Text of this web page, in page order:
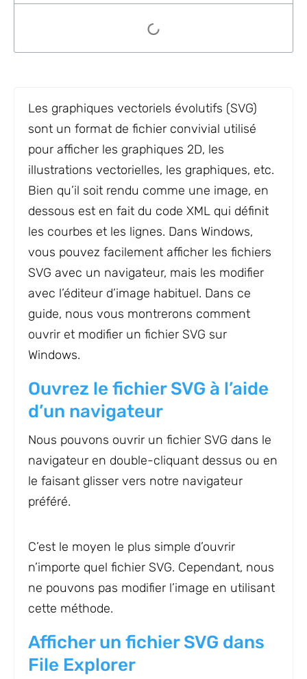
Les graphiques vectoriels évolutifs (SVG)
sont un format de fichier convivial utilisé
pour afficher les graphiques 2D, les
illustrations vectorielles, les graphiques, etc.
Bien qu’il soit rendu comme une image, en
dessous est en fait du code XML qui définit
les courbes et les lignes. Dans Windows,
vous pouvez facilement afficher les fichiers
SVG avec un navigateur, mais les modifier
avec l’éditeur d’image habituel. Dans ce
guide, nous vous montrerons comment
ouvrir et modifier un fichier SVG sur
Windows.
Ouvrez le fichier SVG à l’aide
d’un navigateur
Nous pouvons ouvrir un fichier SVG dans le
navigateur en double-cliquant dessus ou en
le faisant glisser vers notre navigateur
préféré.
C’est le moyen le plus simple d’ouvrir
n’importe quel fichier SVG. Cependant, nous
ne pouvons pas modifier l’image en utilisant
cette méthode.
Afficher un fichier SVG dans
File Explorer